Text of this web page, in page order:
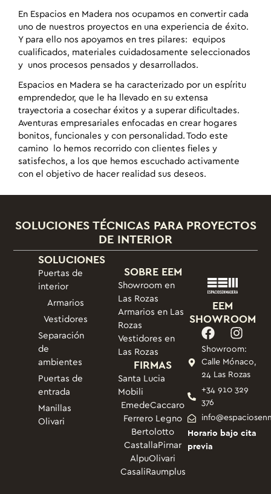
En Espacios en Madera nos ocupamos en convertir cada
uno de nuestros proyectos en una experiencia de éxito.
Y para ello nos apoyamos en tres pilares: equipos
cualificados, materiales cuidadosamente seleccionados
y unos procesos pensados y desarrollados.
Espacios en Madera se ha caracterizado por un espíritu
emprendedor, que le ha llevado en su extensa
trayectoria a cosechar éxitos y a superar dificultades.
Aventuras empresariales enfocadas en crear hogares
bonitos, funcionales y con personalidad. Todo este
camino lo hemos recorrido con clientes fieles y
satisfechos, a los que hemos escuchado activamente
con el objetivo de hacer realidad sus deseos.
SOLUCIONES TÉCNICAS PARA PROYECTOS
DE INTERIOR
SOLUCIONES
Puertas de
interior
Armarios
Vestidores
Separación
de
ambientes
Puertas de
entrada
Manillas
Olivari
SOBRE EEM
Showroom en
Las Rozas
Armarios en Las
Rozas
Vestidores en
Las Rozas
FIRMAS
Santa Lucia
Mobili
EmedeCaccaro
Ferrero Legno
Bertolotto
CastallaPirnar
AlpuOlivari
CasaliRaumplus
EEM
SHOWROOM
Showroom:
Calle Mónaco,
24 Las Rozas
+34 910 329
376
Horario bajo cita
previa